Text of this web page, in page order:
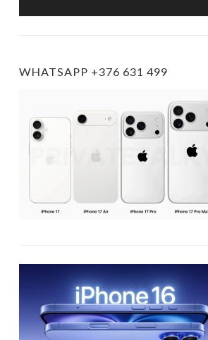
WHATSAPP +376 631 499